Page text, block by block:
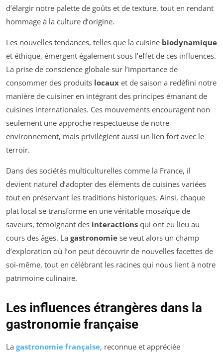
d’élargir notre palette de goûts et de texture, tout en rendant
hommage à la culture d’origine.
Les nouvelles tendances, telles que la cuisine biodynamique
et éthique, émergent également sous l’effet de ces influences.
La prise de conscience globale sur l’importance de
consommer des produits locaux et de saison a redéfini notre
manière de cuisiner en intégrant des principes émanant de
cuisines internationales. Ces mouvements encouragent non
seulement une approche respectueuse de notre
environnement, mais privilégient aussi un lien fort avec le
terroir.
Dans des sociétés multiculturelles comme la France, il
devient naturel d’adopter des éléments de cuisines variées
tout en préservant les traditions historiques. Ainsi, chaque
plat local se transforme en une véritable mosaïque de
saveurs, témoignant des interactions qui ont eu lieu au
cours des âges. La gastronomie se veut alors un champ
d’exploration où l’on peut découvrir de nouvelles facettes de
soi-même, tout en célébrant les racines qui nous lient à notre
patrimoine culinaire.
Les influences étrangères dans la
gastronomie française
La gastronomie française, reconnue et appréciée